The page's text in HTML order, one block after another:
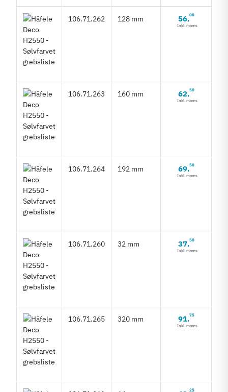
106.71.262 128 mm 56,00
Inkl. moms
106.71.263 160 mm 62,50
Inkl. moms
106.71.264 192 mm 69,50
Inkl. moms
106.71.260 32 mm 37,50
Inkl. moms
106.71.265 320 mm 91,75
Inkl. moms
25